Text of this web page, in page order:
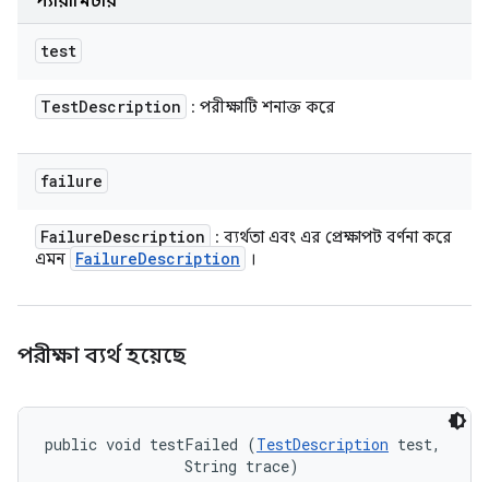
test
TestDescription : পরীক্ষাটি শনাক্ত করে
failure
FailureDescription
: ব্যর্থতা এবং এর প্রেক্ষাপট বর্ণনা করে
এমন FailureDescription ।
পরীক্ষা ব্যর্থ হয়েছে
public void testFailed (TestDescription test,
                String trace)